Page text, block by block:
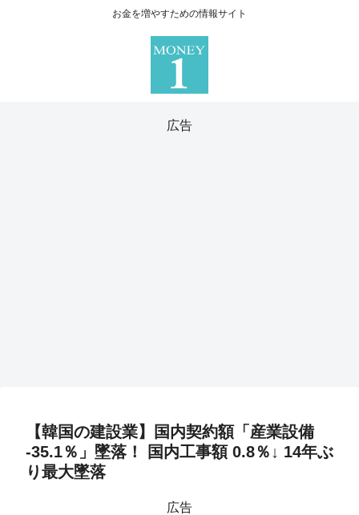
お金を増やすための情報サイト
広告
【韓国の建設業】国内契約額「産業設備
-35.1％」墜落！ 国内工事額 0.8％↓ 14年ぶ
り最大墜落
広告